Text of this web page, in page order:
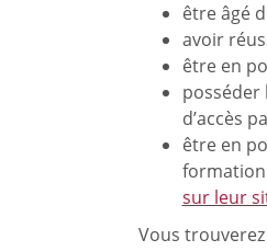
être âgé
avoir
être en
posséder
d’accès
être en
formation
sur leur
Vous